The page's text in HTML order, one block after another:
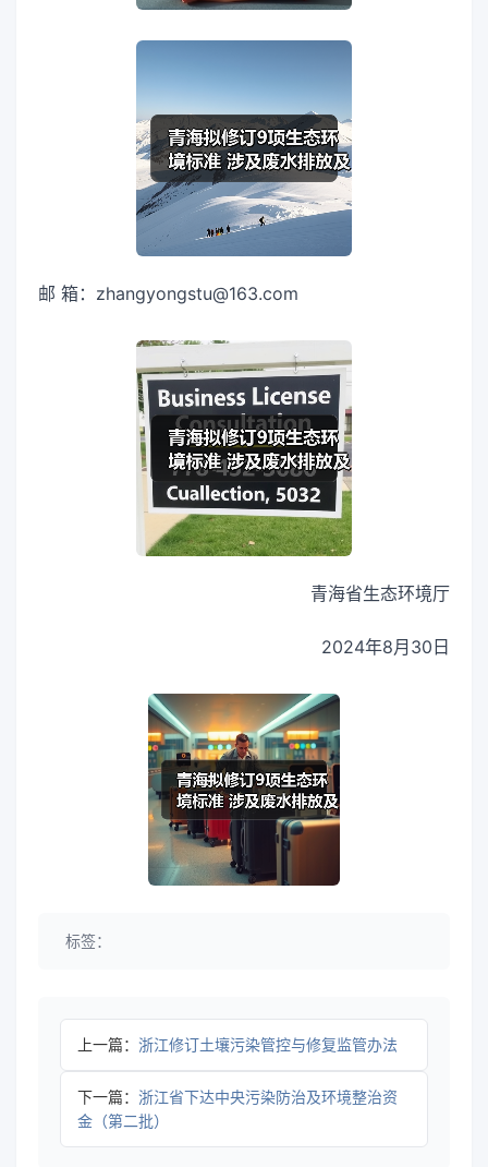
邮 箱：zhangyongstu@163.com
青海省生态环境厅
2024年8月30日
标签：
上一篇： 浙江修订土壤污染管控与修复监管办法
下一篇： 浙江省下达中央污染防治及环境整治资
金（第二批）